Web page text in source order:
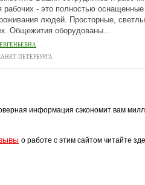
- это полностью
людей. Просторные,
Общежития оборудованы...
ПЕТЕРБУРГА
информация сэкономит вам
о работе с этим сайтом читайте